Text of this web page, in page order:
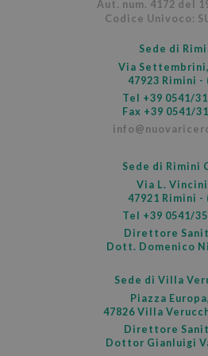
Aut. num. 4172 del
Codice Univoco:
Sede di
Via Settembrini,
47923 Rimini -
Tel +39 0541/
Fax +39 0541/
Sede di Rimini
Via L.
47921 Rimini -
Tel +39 0541/
Direttore
Dott. Domenico
Sede di Villa
Piazza
47826 Villa
Direttore
Dottor Gianluigi
PHPSESSID